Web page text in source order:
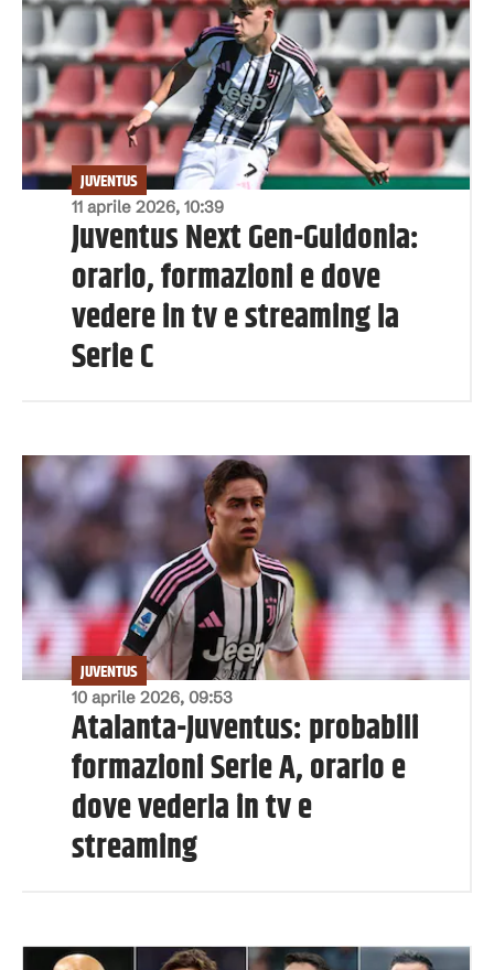
11 aprile 2026, 10:39
JUVENTUS
Juventus Next Gen-Guidonia:
orario, formazioni e dove
vedere in tv e streaming la
Serie C
10 aprile 2026, 09:53
JUVENTUS
Atalanta-Juventus: probabili
formazioni Serie A, orario e
dove vederla in tv e
streaming